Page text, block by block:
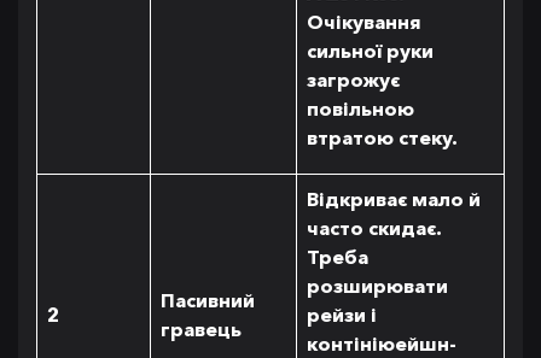
Очікування
сильної руки
загрожує
повільною
втратою стеку.
2
Пасивний
гравець
Відкриває мало й
часто скидає.
Треба
розширювати
рейзи і
контініюейшн-